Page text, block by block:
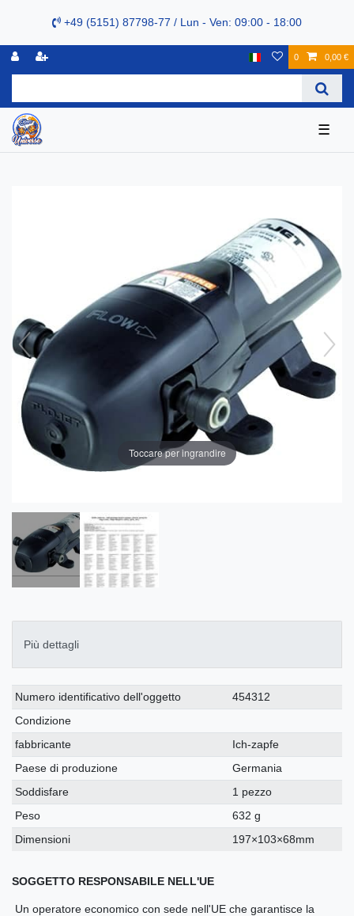
+49 (5151) 87798-77 / Lun - Ven: 09:00 - 18:00
0 0,00 €
☰
Toccare per ingrandire
Più dettagli
Ceres::Template.singleItemTechnicalDataAttribute
Ceres::Template.singleItemTechnicalDataValue
Numero identificativo dell'oggetto
454312
Condizione
fabbricante
Ich-zapfe
Paese di produzione
Germania
Soddisfare
1 pezzo
Peso
632 g
Dimensioni
197×103×68mm
SOGGETTO RESPONSABILE NELL'UE
Un operatore economico con sede nell'UE che garantisce la